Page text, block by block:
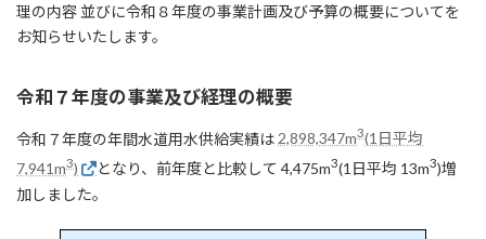
理の内容 並びに令和８年度の事業計画及び予算の概要についてを
お知らせいたします。
令和７年度の事業及び経理の概要
令和７年度の年間水道用水供給実績は2,898,347m3(1日平均
7,941m3) となり、前年度と比較して 4,475m3(1日平均 13m3)増
加しました。